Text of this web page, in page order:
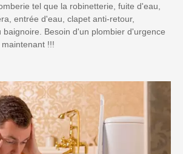
tel que la robinetterie, fuite d'eau,
entrée d'eau, clapet anti-retour,
baignoire. Besoin d'un plombier d'urgence
!!!